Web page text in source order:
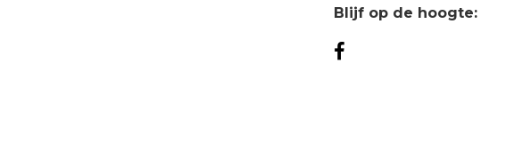
Blijf op de hoogte: